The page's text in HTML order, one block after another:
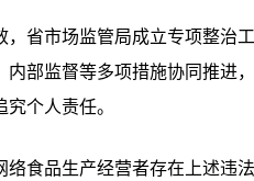
，省市场监管局成立专项整治
内部监督等多项措施协同推进
个人责任。
络食品生产经营者存在上述违